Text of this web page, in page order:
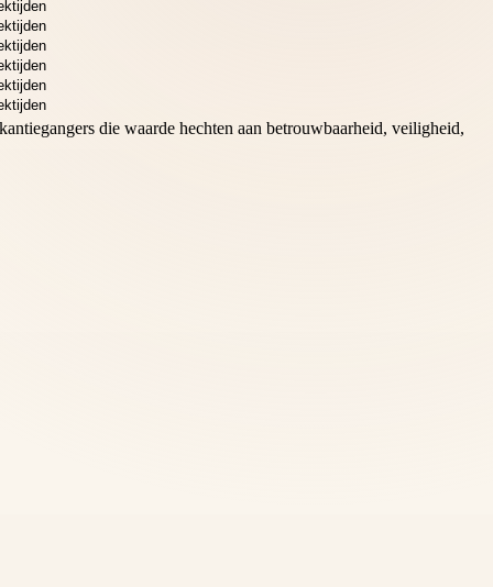
die waarde hechten aan betrouwbaarheid, veiligheid,